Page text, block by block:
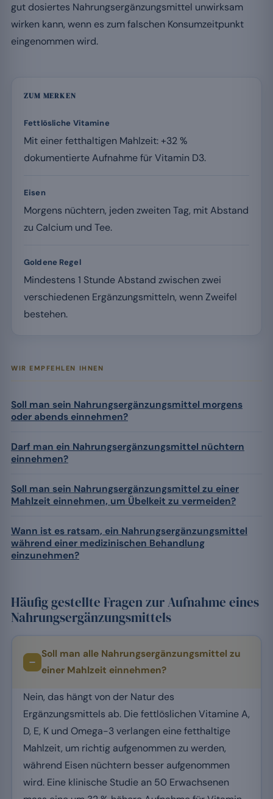
gut dosiertes Nahrungsergänzungsmittel unwirksam
wirken kann, wenn es zum falschen Konsumzeitpunkt
eingenommen wird.
ZUM MERKEN
Fettlösliche Vitamine
Mit einer fetthaltigen Mahlzeit: +32 %
dokumentierte Aufnahme für Vitamin D3.
Eisen
Morgens nüchtern, jeden zweiten Tag, mit Abstand
zu Calcium und Tee.
Goldene Regel
Mindestens 1 Stunde Abstand zwischen zwei
verschiedenen Ergänzungsmitteln, wenn Zweifel
bestehen.
WIR EMPFEHLEN IHNEN
Soll man sein Nahrungsergänzungsmittel morgens
oder abends einnehmen?
Darf man ein Nahrungsergänzungsmittel nüchtern
einnehmen?
Soll man sein Nahrungsergänzungsmittel zu einer
Mahlzeit einnehmen, um Übelkeit zu vermeiden?
Wann ist es ratsam, ein Nahrungsergänzungsmittel
während einer medizinischen Behandlung
einzunehmen?
Häufig gestellte Fragen zur Aufnahme eines
Nahrungsergänzungsmittels
Soll man alle Nahrungsergänzungsmittel zu
einer Mahlzeit einnehmen?
Nein, das hängt von der Natur des
Ergänzungsmittels ab. Die fettlöslichen Vitamine A,
D, E, K und Omega-3 verlangen eine fetthaltige
Mahlzeit, um richtig aufgenommen zu werden,
während Eisen nüchtern besser aufgenommen
wird. Eine klinische Studie an 50 Erwachsenen